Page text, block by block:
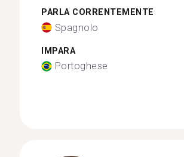
PARLA CORRENTEMENTE
Spagnolo
IMPARA
Portoghese